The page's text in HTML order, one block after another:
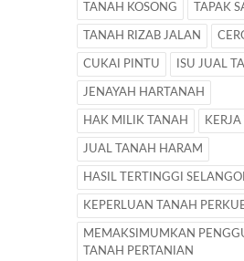
TANAH KOSONG TAPAK
TANAH RIZAB JALAN
CUKAI PINTU ISU JUAL
JENAYAH HARTANAH
HAK MILIK TANAH
JUAL TANAH HARAM
HASIL TERTINGGI
KEPERLUAN TANAH
MEMAKSIMUMKAN
TANAH PERTANIAN